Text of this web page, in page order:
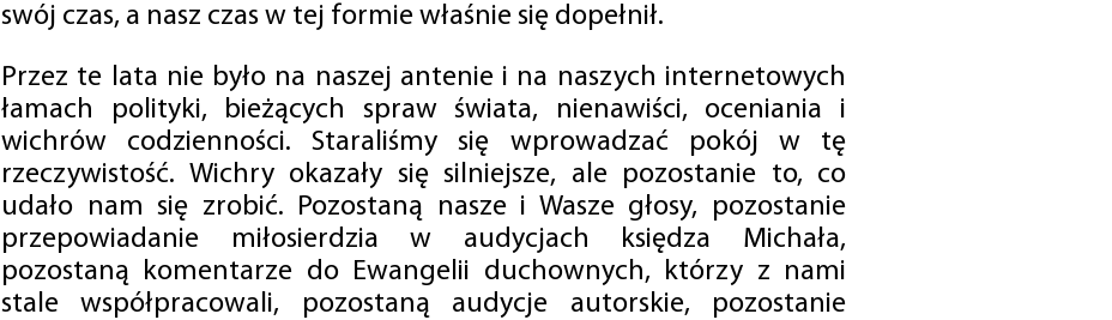
swój czas, a nasz czas w tej formie właśnie się dopełnił.
Przez te lata nie było na naszej antenie i na naszych internetowych
łamach polityki, bieżących spraw świata, nienawiści, oceniania i
wichrów codzienności. Staraliśmy się wprowadzać pokój w tę
rzeczywistość. Wichry okazały się silniejsze, ale pozostanie to, co
udało nam się zrobić. Pozostaną nasze i Wasze głosy, pozostanie
przepowiadanie miłosierdzia w audycjach księdza Michała,
pozostaną komentarze do Ewangelii duchownych, którzy z nami
stale współpracowali, pozostaną audycje autorskie, pozostanie